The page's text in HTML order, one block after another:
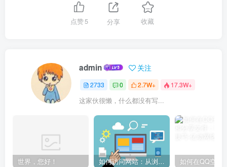
点赞5 分享 收藏
admin 关注
2733 0 2.7W+ 17.3W+
这家伙很懒，什么都没有写...
世界，您好！ 如何访问网站：从浏览器输入到页面加载的完整步骤详解